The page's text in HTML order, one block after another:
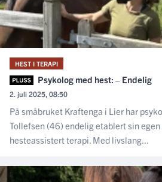
HEST I TERAPI
Psykolog med hest: – Endelig
2. juli 2025, 08:50
På småbruket Kraftenga i Lier har
Tollefsen (46) endelig etablert sin
hesteassistert terapi. Med livslang...